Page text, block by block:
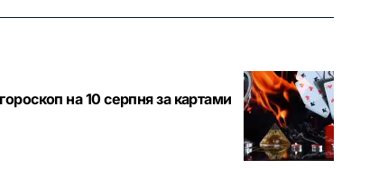
на 10 серпня за картами